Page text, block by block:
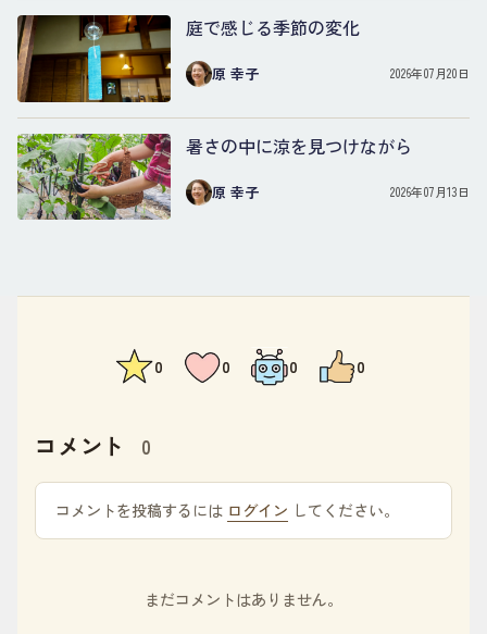
庭で感じる季節の変化
原 幸子 2026年07月20日
暑さの中に涼を見つけながら
原 幸子 2026年07月13日
0 0 0 0
コメント 0
コメントを投稿するには ログイン してください。
まだコメントはありません。